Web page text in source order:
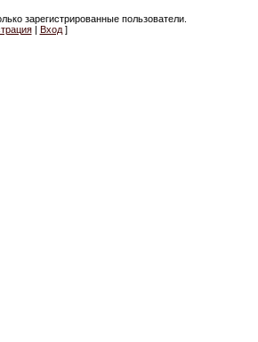
зарегистрированные пользователи.
| Вход]